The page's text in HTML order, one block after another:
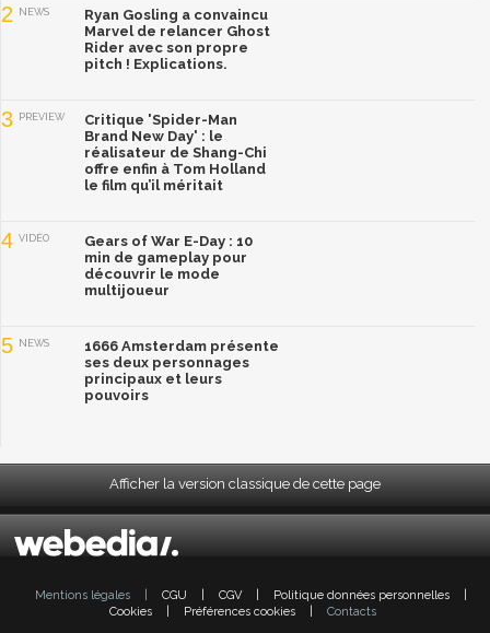
2 NEWS
Ryan Gosling a convaincu
Marvel de relancer Ghost
Rider avec son propre
pitch ! Explications.
3 PREVIEW
Critique 'Spider-Man
Brand New Day' : le
réalisateur de Shang-Chi
offre enfin à Tom Holland
le film qu’il méritait
4 VIDÉO
Gears of War E-Day : 10
min de gameplay pour
découvrir le mode
multijoueur
5 NEWS
1666 Amsterdam présente
ses deux personnages
principaux et leurs
pouvoirs
Afficher la version classique de cette page
Mentions légales CGU CGV Politique données personnelles
Cookies
Préférences cookies Contacts